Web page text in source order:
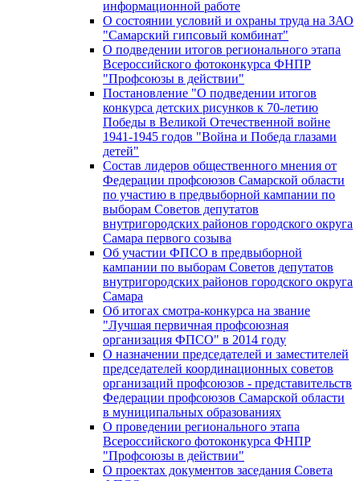
информационной работе
О состоянии условий и охраны труда на ЗАО
"Самарский гипсовый комбинат"
О подведении итогов регионального этапа
Всероссийского фотоконкурса ФНПР
"Профсоюзы в действии"
Постановление "О подведении итогов
конкурса детских рисунков к 70-летию
Победы в Великой Отечественной войне
1941-1945 годов "Война и Победа глазами
детей"
Состав лидеров общественного мнения от
Федерации профсоюзов Самарской области
по участию в предвыборной кампании по
выборам Советов депутатов
внутригородских районов городского округа
Самара первого созыва
Об участии ФПСО в предвыборной
кампании по выборам Советов депутатов
внутригородских районов городского округа
Самара
Об итогах смотра-конкурса на звание
"Лучшая первичная профсоюзная
организация ФПСО" в 2014 году
О назначении председателей и заместителей
председателей координационных советов
организаций профсоюзов - представительств
Федерации профсоюзов Самарской области
в муниципальных образованиях
О проведении регионального этапа
Всероссийского фотоконкурса ФНПР
"Профсоюзы в действии"
О проектах документов заседания Совета